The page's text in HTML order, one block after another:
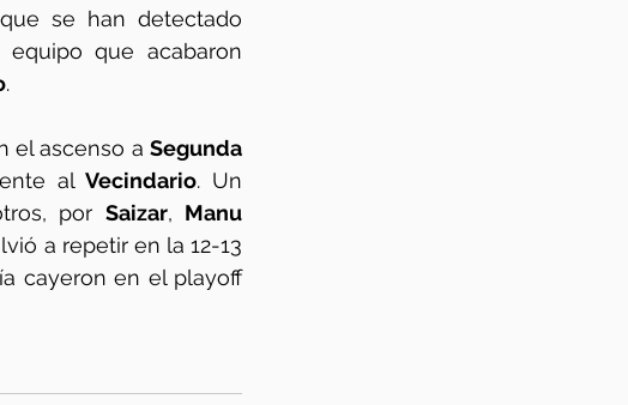
se han detectado
que acabaron
.
el ascenso a Segunda
al Vecindario
por Saizar, Manu
a repetir en la 12-13
cayeron en el playoff